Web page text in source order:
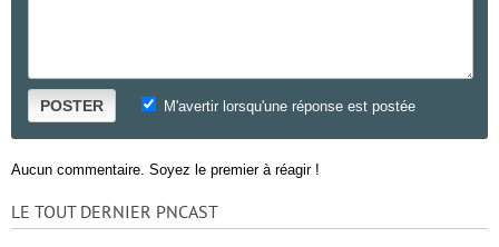
POSTER M'avertir lorsqu'une réponse est postée
Aucun commentaire. Soyez le premier à réagir !
LE TOUT DERNIER PNCAST